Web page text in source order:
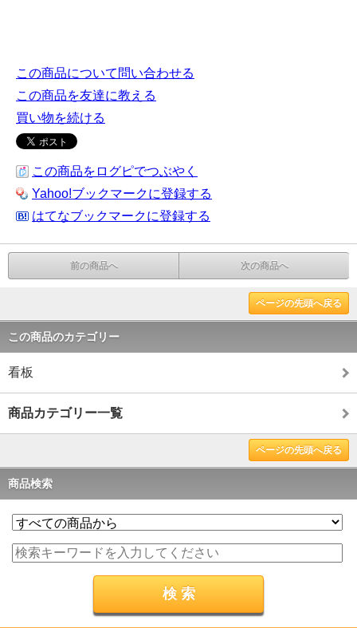
この商品について問い合わせる
この商品を友達に教える
買い物を続ける
この商品をログピでつぶやく
Yahoo!ブックマークに登録する
はてなブックマークに登録する
前の商品へ 次の商品へ
ページの先頭へ戻る
この商品のカテゴリー
看板
商品カテゴリー一覧
ページの先頭へ戻る
商品検索